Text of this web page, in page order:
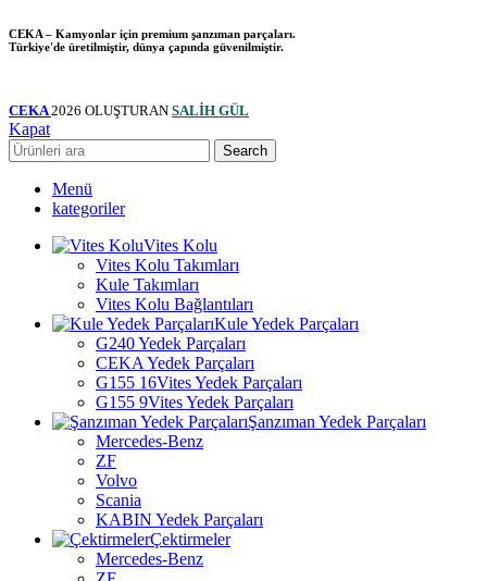
CEKA – Kamyonlar için premium şanzıman parçaları.
Türkiye'de üretilmiştir, dünya çapında güvenilmiştir.
CEKA2026 OLUŞTURAN SALİH GÜL
Kapat
Search
Menü
kategoriler
Vites Kolu
Vites Kolu Takımları
Kule Takımları
Vites Kolu Bağlantıları
Kule Yedek Parçaları
G240 Yedek Parçaları
CEKA Yedek Parçaları
G155 16Vites Yedek Parçaları
G155 9Vites Yedek Parçaları
Şanzıman Yedek Parçaları
Mercedes-Benz
ZF
Volvo
Scania
KABIN Yedek Parçaları
Çektirmeler
Mercedes-Benz